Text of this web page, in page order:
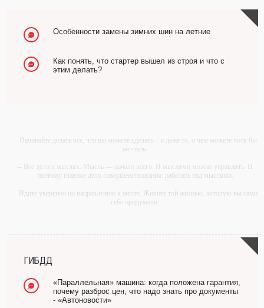
Особенности замены зимних шин на летние
Как понять, что стартер вышел из строя и что с
этим делать?
-- Начинайте делать все, что вы можете сделать – и даже то, о чем можете хотя бы
мечтать.
-- Все дело в мыслях. Мысль — начало всего. И мыслями можно управлять. И
поэтому главное дело совершенствования: работать над мыслями.
-- Идите уверенно по направлению к мечте. Живите той жизнью, которую вы сами
себе придумали.
-- Лучшее, что можно сделать с хорошим советом, это пропустить его мимо ушей.
Он никогда не бывает полезен никому, кроме того, кто его дал.
ГИБДД
«Параллельная» машина: когда положена гарантия,
почему разброс цен, что надо знать про документы
- «Автоновости»